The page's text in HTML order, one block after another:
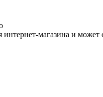
интернет-магазина и